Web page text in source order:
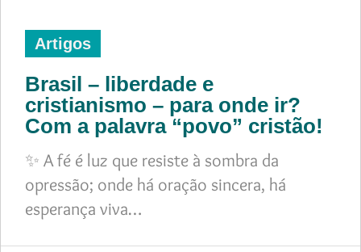
Artigos
Brasil – liberdade e
cristianismo – para onde ir?
Com a palavra “povo” cristão!
✨ A fé é luz que resiste à sombra da
opressão; onde há oração sincera, há
esperança viva…